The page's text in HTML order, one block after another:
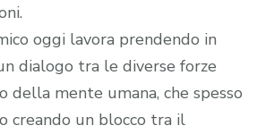
oggi lavora prendendo in
dialogo tra le diverse forze
della mente umana, che spesso
creando un blocco tra il